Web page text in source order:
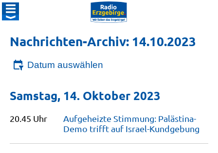
Nachrichten-Archiv: 14.10.2023
Datum auswählen
Samstag, 14. Oktober 2023
20.45 Uhr
Aufgeheizte Stimmung: Palästina-
Demo trifft auf Israel-Kundgebung